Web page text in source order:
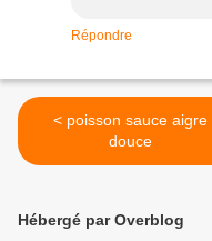
Répondre
< poisson sauce aigre
douce
Hébergé par Overblog